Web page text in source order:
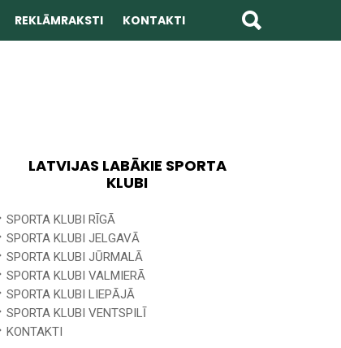
REKLĀMRAKSTI KONTAKTI
LATVIJAS LABĀKIE SPORTA
KLUBI
SPORTA KLUBI RĪGĀ
SPORTA KLUBI JELGAVĀ
SPORTA KLUBI JŪRMALĀ
SPORTA KLUBI VALMIERĀ
SPORTA KLUBI LIEPĀJĀ
SPORTA KLUBI VENTSPILĪ
KONTAKTI